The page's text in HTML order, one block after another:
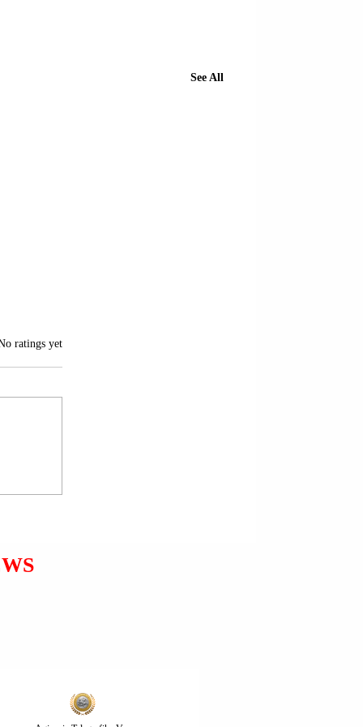
See All
5 stars.
ratings yet